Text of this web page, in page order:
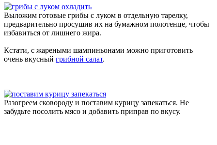
Выложим готовые грибы с луком в отдельную тарелку,
предварительно просушив их на бумажном полотенце, чтобы
избавиться от лишнего жира.
Кстати, с жареными шампиньонами можно приготовить
очень вкусный грибной салат.
Разогреем сковороду и поставим курицу запекаться. Не
забудьте посолить мясо и добавить приправ по вкусу.